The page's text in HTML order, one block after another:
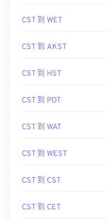
CST 到 WET
CST 到 AKST
CST 到 HST
CST 到 PDT
CST 到 WAT
CST 到 WEST
CST 到 CST
CST 到 CET